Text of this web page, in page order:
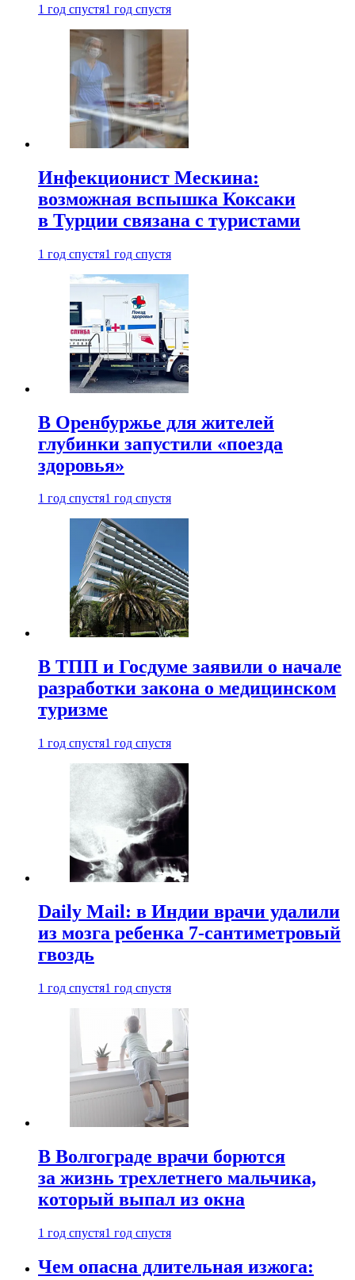
1 год спустя1 год спустя
Инфекционист Мескина:
возможная вспышка Коксаки
в Турции связана с туристами
1 год спустя1 год спустя
В Оренбуржье для жителей
глубинки запустили «поезда
здоровья»
1 год спустя1 год спустя
В ТПП и Госдуме заявили о начале
разработки закона о медицинском
туризме
1 год спустя1 год спустя
Daily Mail: в Индии врачи удалили
из мозга ребенка 7-сантиметровый
гвоздь
1 год спустя1 год спустя
В Волгограде врачи борются
за жизнь трехлетнего мальчика,
который выпал из окна
1 год спустя1 год спустя
Чем опасна длительная изжога: